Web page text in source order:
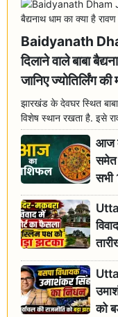
Baidyanath
दिलाने वाले बाबा
जानिए ज्योतिर्लिंग की
झारखंड के देवघर स्थित बाबा
विशेष स्थान रखता है. इसे
आज
समेत
सभी
को